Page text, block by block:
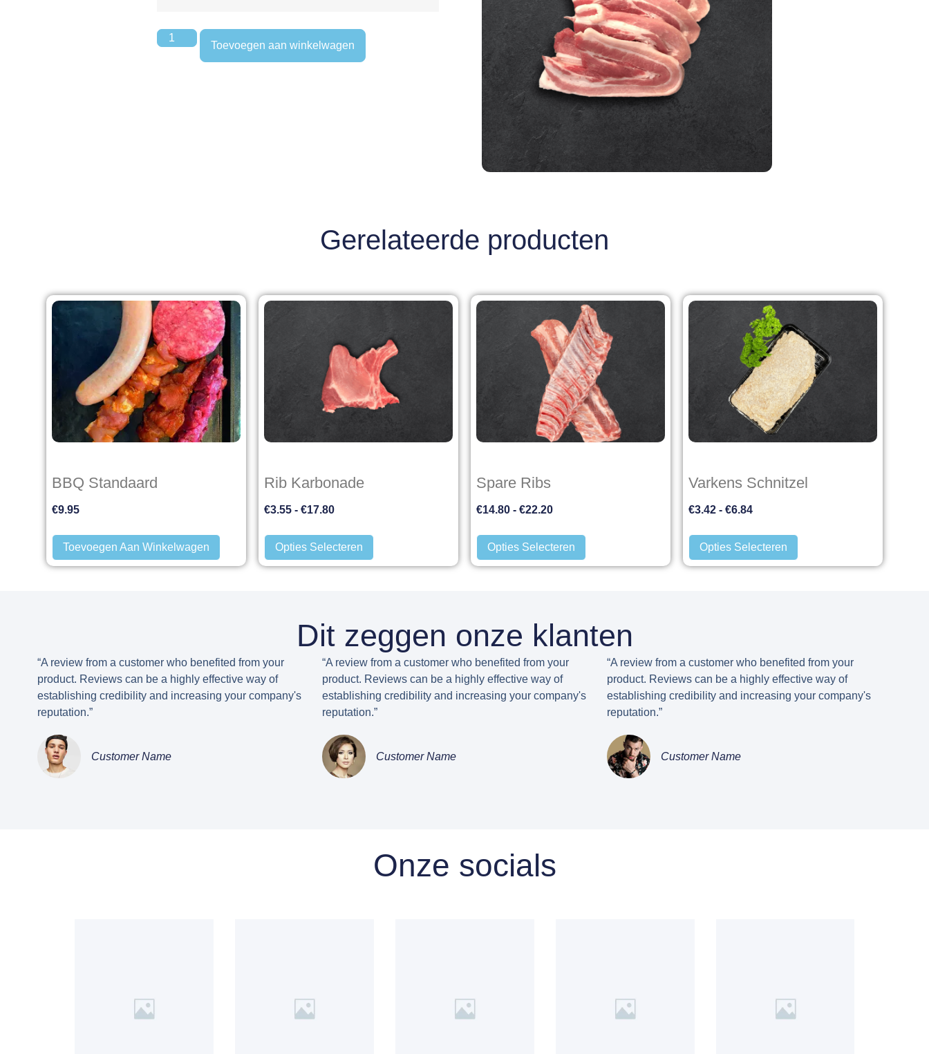
Toevoegen aan winkelwagen
Gerelateerde producten
BBQ Standaard
€9.95
Toevoegen Aan Winkelwagen
Rib Karbonade
€3.55 - €17.80
Opties Selecteren
Spare Ribs
€14.80 - €22.20
Opties Selecteren
Varkens Schnitzel
€3.42 - €6.84
Opties Selecteren
Dit zeggen onze klanten
“A review from a customer who benefited from your
product. Reviews can be a highly effective way of
establishing credibility and increasing your company's
reputation.”
Customer Name
“A review from a customer who benefited from your
product. Reviews can be a highly effective way of
establishing credibility and increasing your company's
reputation.”
Customer Name
“A review from a customer who benefited from your
product. Reviews can be a highly effective way of
establishing credibility and increasing your company's
reputation.”
Customer Name
Onze socials